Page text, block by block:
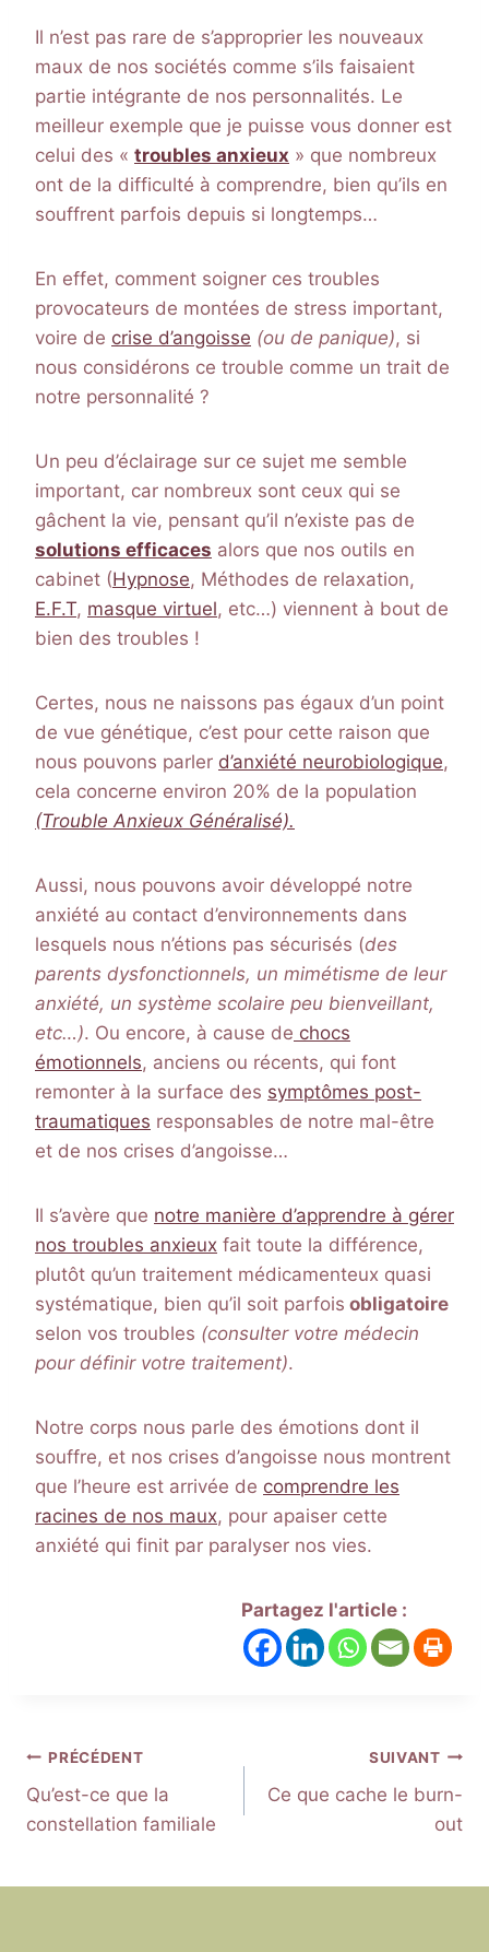
Il n’est pas rare de s’approprier les nouveaux
maux de nos sociétés comme s’ils faisaient
partie intégrante de nos personnalités. Le
meilleur exemple que je puisse vous donner est
celui des « troubles anxieux » que nombreux
ont de la difficulté à comprendre, bien qu’ils en
souffrent parfois depuis si longtemps…
En effet, comment soigner ces troubles
provocateurs de montées de stress important,
voire de crise d’angoisse (ou de panique), si
nous considérons ce trouble comme un trait de
notre personnalité ?
Un peu d’éclairage sur ce sujet me semble
important, car nombreux sont ceux qui se
gâchent la vie, pensant qu’il n’existe pas de
solutions efficaces alors que nos outils en
cabinet (Hypnose, Méthodes de relaxation,
E.F.T, masque virtuel, etc…) viennent à bout de
bien des troubles !
Certes, nous ne naissons pas égaux d’un point
de vue génétique, c’est pour cette raison que
nous pouvons parler d’anxiété neurobiologique,
cela concerne environ 20% de la population
(Trouble Anxieux Généralisé).
Aussi, nous pouvons avoir développé notre
anxiété au contact d’environnements dans
lesquels nous n’étions pas sécurisés (des
parents dysfonctionnels, un mimétisme de leur
anxiété, un système scolaire peu bienveillant,
etc…). Ou encore, à cause de chocs
émotionnels, anciens ou récents, qui font
remonter à la surface des symptômes post-
traumatiques responsables de notre mal-être
et de nos crises d’angoisse…
Il s’avère que notre manière d’apprendre à gérer
nos troubles anxieux fait toute la différence,
plutôt qu’un traitement médicamenteux quasi
systématique, bien qu’il soit parfois obligatoire
selon vos troubles (consulter votre médecin
pour définir votre traitement).
Notre corps nous parle des émotions dont il
souffre, et nos crises d’angoisse nous montrent
que l’heure est arrivée de comprendre les
racines de nos maux, pour apaiser cette
anxiété qui finit par paralyser nos vies.
Partagez l'article :
Navigation
de
PRÉCÉDENT
Qu’est-ce que la
constellation familiale
SUIVANT
Ce que cache le burn-
out